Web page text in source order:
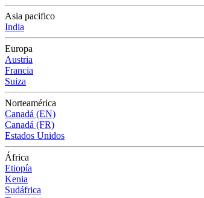
Asia pacifico
India
Europa
Austria
Francia
Suiza
Norteamérica
Canadá (EN)
Canadá (FR)
Estados Unidos
África
Etiopía
Kenia
Sudáfrica